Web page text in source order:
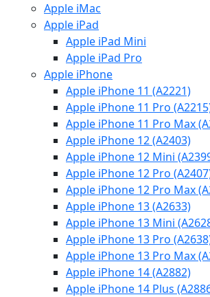
Apple iMac
Apple iPad
Apple iPad Mini
Apple iPad Pro
Apple iPhone
Apple iPhone 11 (A2221)
Apple iPhone 11 Pro
Apple iPhone 11 Pro Max
Apple iPhone 12 (A2403)
Apple iPhone 12 Mini
Apple iPhone 12 Pro
Apple iPhone 12 Pro Max
Apple iPhone 13 (A2633)
Apple iPhone 13 Mini
Apple iPhone 13 Pro
Apple iPhone 13 Pro Max
Apple iPhone 14 (A2882)
Apple iPhone 14 Plus